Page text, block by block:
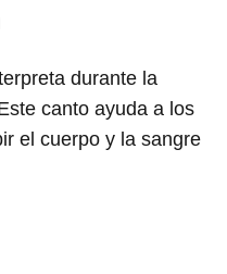
durante la
canto ayuda a los
el cuerpo y la sangre